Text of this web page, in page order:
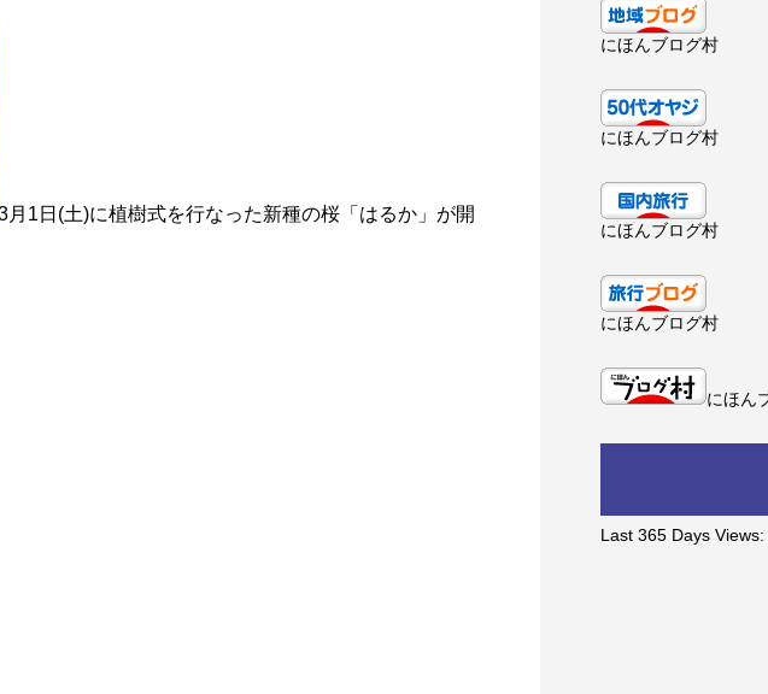
月1日(土)に植樹式を行なった新種の桜「はるか」が開
にほんブログ村
にほんブログ村
にほんブログ村
にほんブログ村
にほん
Last 365 Days Views: